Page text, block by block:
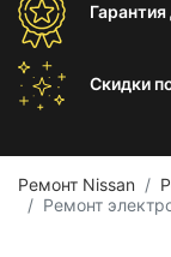
Гарантия
Скидки
Ремонт Nissan
Ремонт